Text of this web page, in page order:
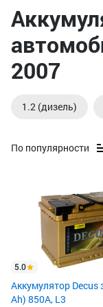
2007
1.2 (дизель)
По популярности
5.0
Аккумулятор Decus
Ah) 850А, L3